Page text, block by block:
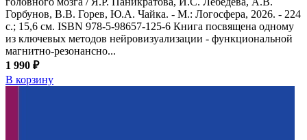
Горбунов, В.В. Горев, Ю.А. Чайка. - М.: Логосфера, 2026. - 224
с.; 15,6 см. ISBN 978-5-98657-125-6 Книга посвящена одному
из ключевых методов нейровизуализации - функциональной
магнитно-резонансно...
1 990 ₽
В корзину